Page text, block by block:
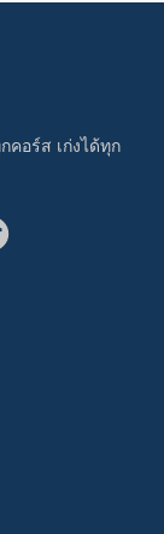
คอร์ส เก่งได้ทุก